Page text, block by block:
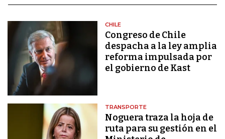
CHILE
Congreso de Chile
despacha a la ley amplia
reforma impulsada por
el gobierno de Kast
TRANSPORTE
Noguera traza la hoja de
ruta para su gestión en el